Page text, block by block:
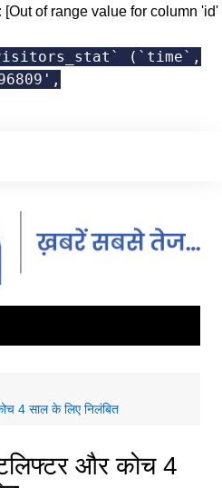
[Out of range value for column 'id'
(`time`,
4 साल के लिए निलंबित
और कोच 4